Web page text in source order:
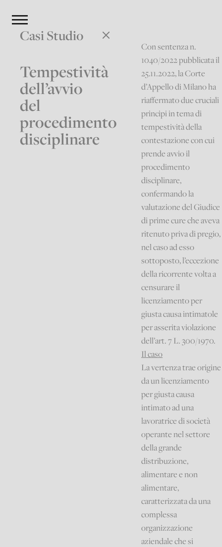
Casi Studio
Tempestività
dell’avvio
del
procedimento
disciplinare
Con sentenza n.
1040/2022 pubblicata il
25.11.2022, la Corte
d’Appello di Milano ha
riaffermato due cruciali
principi in tema di
tempestività della
contestazione con cui
prende avvio il
procedimento
disciplinare,
confermando la
valutazione del Giudice
di prime cure che aveva
ritenuto priva di pregio,
nel caso ad esso
sottoposto, l’eccezione
della ricorrente volta a
censurare il
licenziamento per
giusta causa intimatole
per asserita violazione
dell’art. 7 L. 300/1970.
Il caso
La vertenza trae origine
da un licenziamento
per giusta causa
intimato ad una
lavoratrice di società
operante nel settore
della grande
distribuzione,
alimentare e non
alimentare,
caratterizzata da una
complessa
organizzazione
aziendale che si